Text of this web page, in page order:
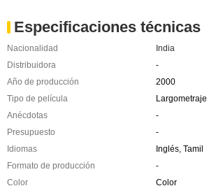
Especificaciones técnicas
Nacionalidad
India
Distribuidora
-
Año de producción
2000
Tipo de película
Largometraje
Anécdotas
-
Presupuesto
-
Idiomas
Inglés, Tamil
Formato de producción
-
Color
Color